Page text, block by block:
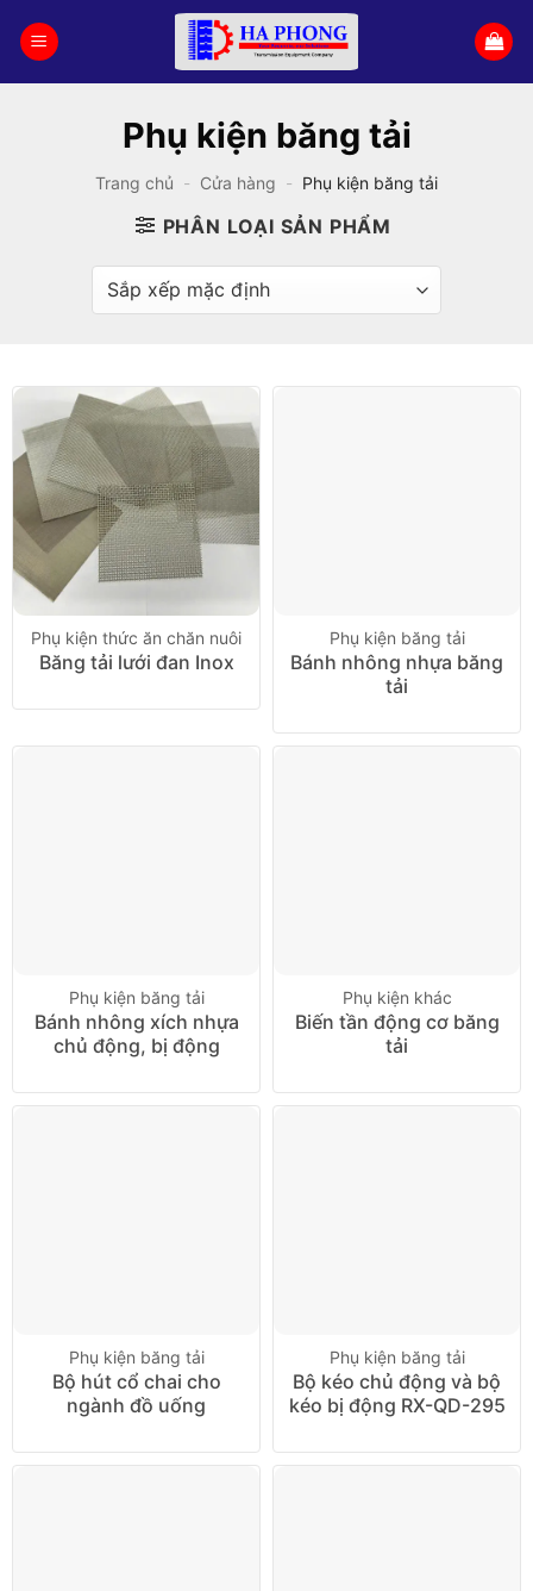
qua
Phụ kiện băng tải
Trang chủ - Cửa hàng - Phụ kiện băng tải
PHÂN LOẠI SẢN PHẨM
Phụ kiện thức ăn chăn nuôi
Băng tải lưới đan Inox
Phụ kiện băng tải
Bánh nhông nhựa băng
tải
Phụ kiện băng tải
Bánh nhông xích nhựa
chủ động, bị động
Phụ kiện khác
Biến tần động cơ băng
tải
Phụ kiện băng tải
Bộ hút cổ chai cho
ngành đồ uống
Phụ kiện băng tải
Bộ kéo chủ động và bộ
kéo bị động RX-QD-295